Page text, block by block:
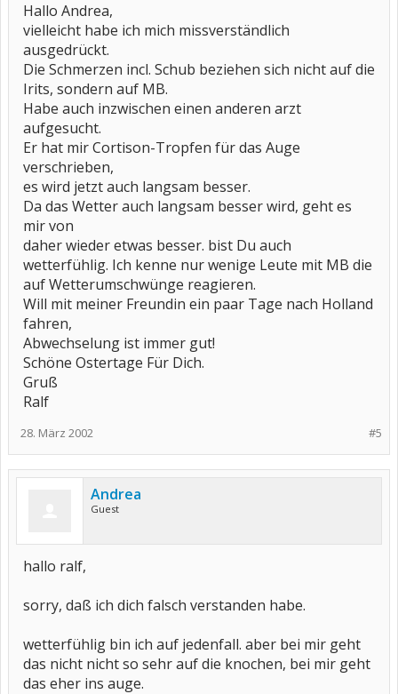
Hallo Andrea,
vielleicht habe ich mich missverständlich
ausgedrückt.
Die Schmerzen incl. Schub beziehen sich nicht auf die
Irits, sondern auf MB.
Habe auch inzwischen einen anderen arzt
aufgesucht.
Er hat mir Cortison-Tropfen für das Auge
verschrieben,
es wird jetzt auch langsam besser.
Da das Wetter auch langsam besser wird, geht es
mir von
daher wieder etwas besser. bist Du auch
wetterfühlig. Ich kenne nur wenige Leute mit MB die
auf Wetterumschwünge reagieren.
Will mit meiner Freundin ein paar Tage nach Holland
fahren,
Abwechselung ist immer gut!
Schöne Ostertage Für Dich.
Gruß
Ralf
#5
28. März 2002
Andrea
Guest
hallo ralf,
sorry, daß ich dich falsch verstanden habe.
wetterfühlig bin ich auf jedenfall. aber bei mir geht
das nicht nicht so sehr auf die knochen, bei mir geht
das eher ins auge.